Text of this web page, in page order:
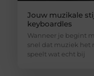
Jouw muzikale
keyboardles
Wanneer je begint
snel dat muziek het
speelt wat echt bij